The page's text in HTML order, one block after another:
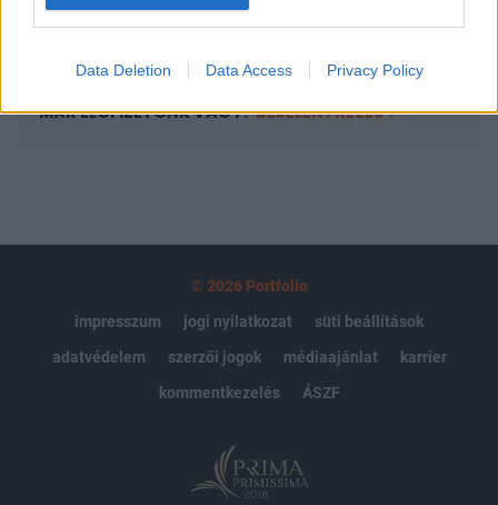
Data Deletion Data Access Privacy Policy
Előfizetés
MÁR ELŐFIZETŐNK VAGY?BEJELENTKEZÉS
© 2026 Portfolio
impresszum
jogi nyilatkozat
süti beállítások
adatvédelem
szerzői jogok médiaajánlat
karrier
kommentkezelés
ÁSZF